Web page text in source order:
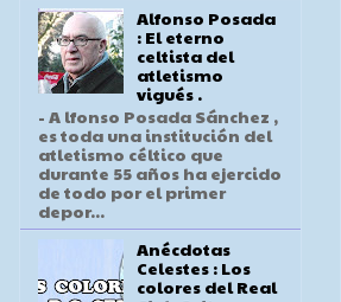
Alfonso Posada
: El eterno
celtista del
atletismo
vigués .
- A lfonso Posada Sánchez ,
es toda una institución del
atletismo céltico que
durante 55 años ha ejercido
de todo por el primer
depor...
Anécdotas
Celestes : Los
colores del Real